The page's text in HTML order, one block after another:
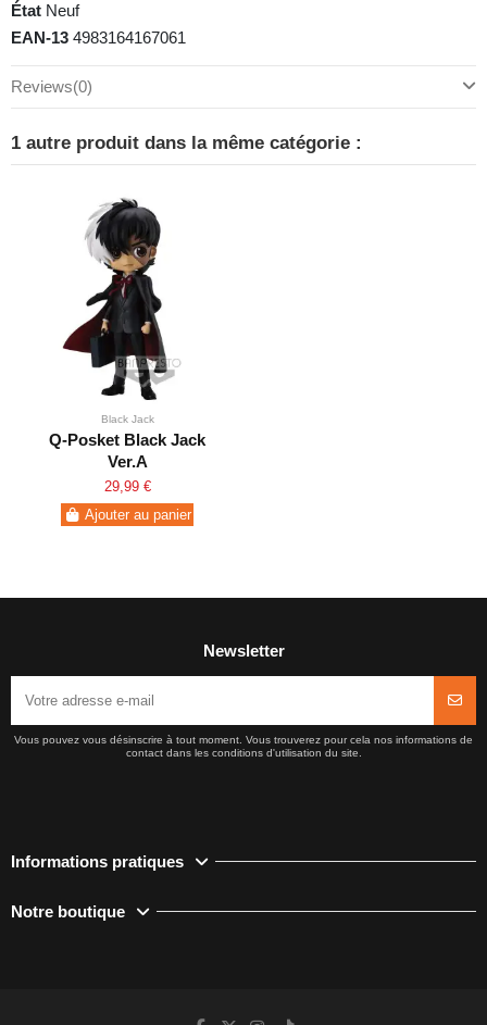
État Neuf
EAN-13 4983164167061
Reviews(0)
1 autre produit dans la même catégorie :
Black Jack
Q-Posket Black Jack
Ver.A
29,99 €
Ajouter au panier
Newsletter
Vous pouvez vous désinscrire à tout moment. Vous trouverez pour cela nos informations de
contact dans les conditions d'utilisation du site.
Informations pratiques
Notre boutique